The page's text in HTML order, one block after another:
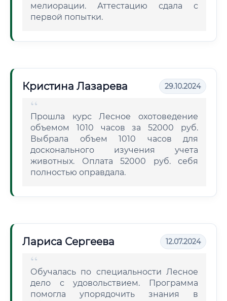
мелиорации. Аттестацию сдала с
первой попытки.
Кристина Лазарева 29.10.2024
Прошла курс Лесное охотоведение
объемом 1010 часов за 52000 руб.
Выбрала объем 1010 часов для
досконального изучения учета
животных. Оплата 52000 руб. себя
полностью оправдала.
Лариса Сергеева 12.07.2024
Обучалась по специальности Лесное
дело с удовольствием. Программа
помогла упорядочить знания в